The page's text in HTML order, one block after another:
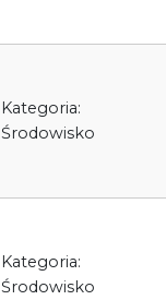
Kategoria:
Środowisko
Kategoria:
Środowisko